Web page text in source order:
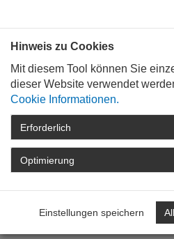
STARTSEITE
Vierter
Lehrkräfte
Hinweis zu Cookies
Mit diesem Tool können Sie
dieser Website verwendet
Cookie Informationen.
Erforderlich
Optimierung
Einstellungen speichern